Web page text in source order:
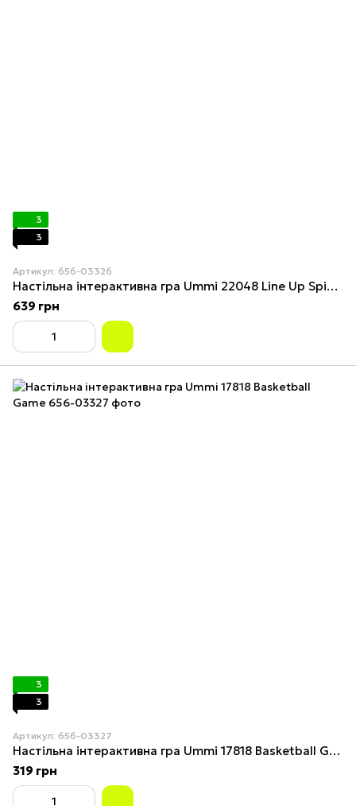
3
3
Артикул: 656-03326
Настільна інтерактивна гра Ummi 22048 Line Up Spin 4
639 грн
3
3
Артикул: 656-03327
Настільна інтерактивна гра Ummi 17818 Basketball Game
319 грн